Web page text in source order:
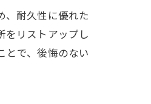
、耐久性に優れた
をリストアップし
とで、後悔のない